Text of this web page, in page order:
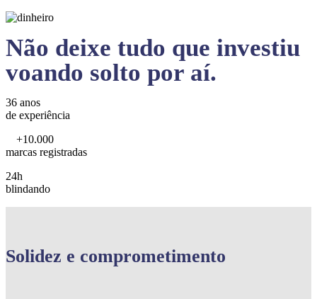
Não deixe tudo que investiu
voando solto por aí.
36 anos
de experiência
+10.000
marcas registradas
24h
blindando
Solidez e comprometimento